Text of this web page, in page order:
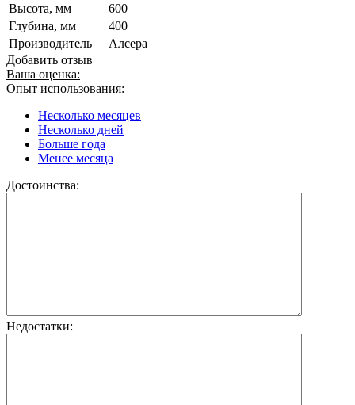
Высота, мм
600
Глубина, мм
400
Производитель
Алсера
Добавить отзыв
Ваша оценка:
Опыт использования:
Несколько месяцев
Несколько дней
Больше года
Менее месяца
Достоинства:
Недостатки: